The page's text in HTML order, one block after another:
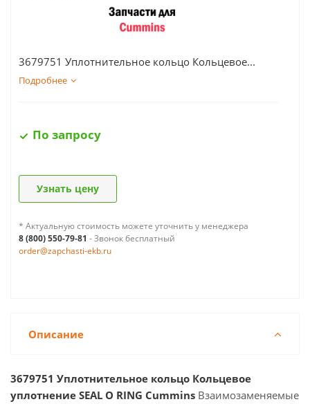
3679751 Уплотнительное кольцо Кольцевое...
Подробнее
По запросу
Узнать цену
* Актуальную стоимость можете уточнить у менеджера
8 (800) 550-79-81 - Звонок бесплатный
order@zapchasti-ekb.ru
Описание
3679751 Уплотнительное кольцо Кольцевое
уплотнение SEAL O RING Cummins Взаимозаменяемые